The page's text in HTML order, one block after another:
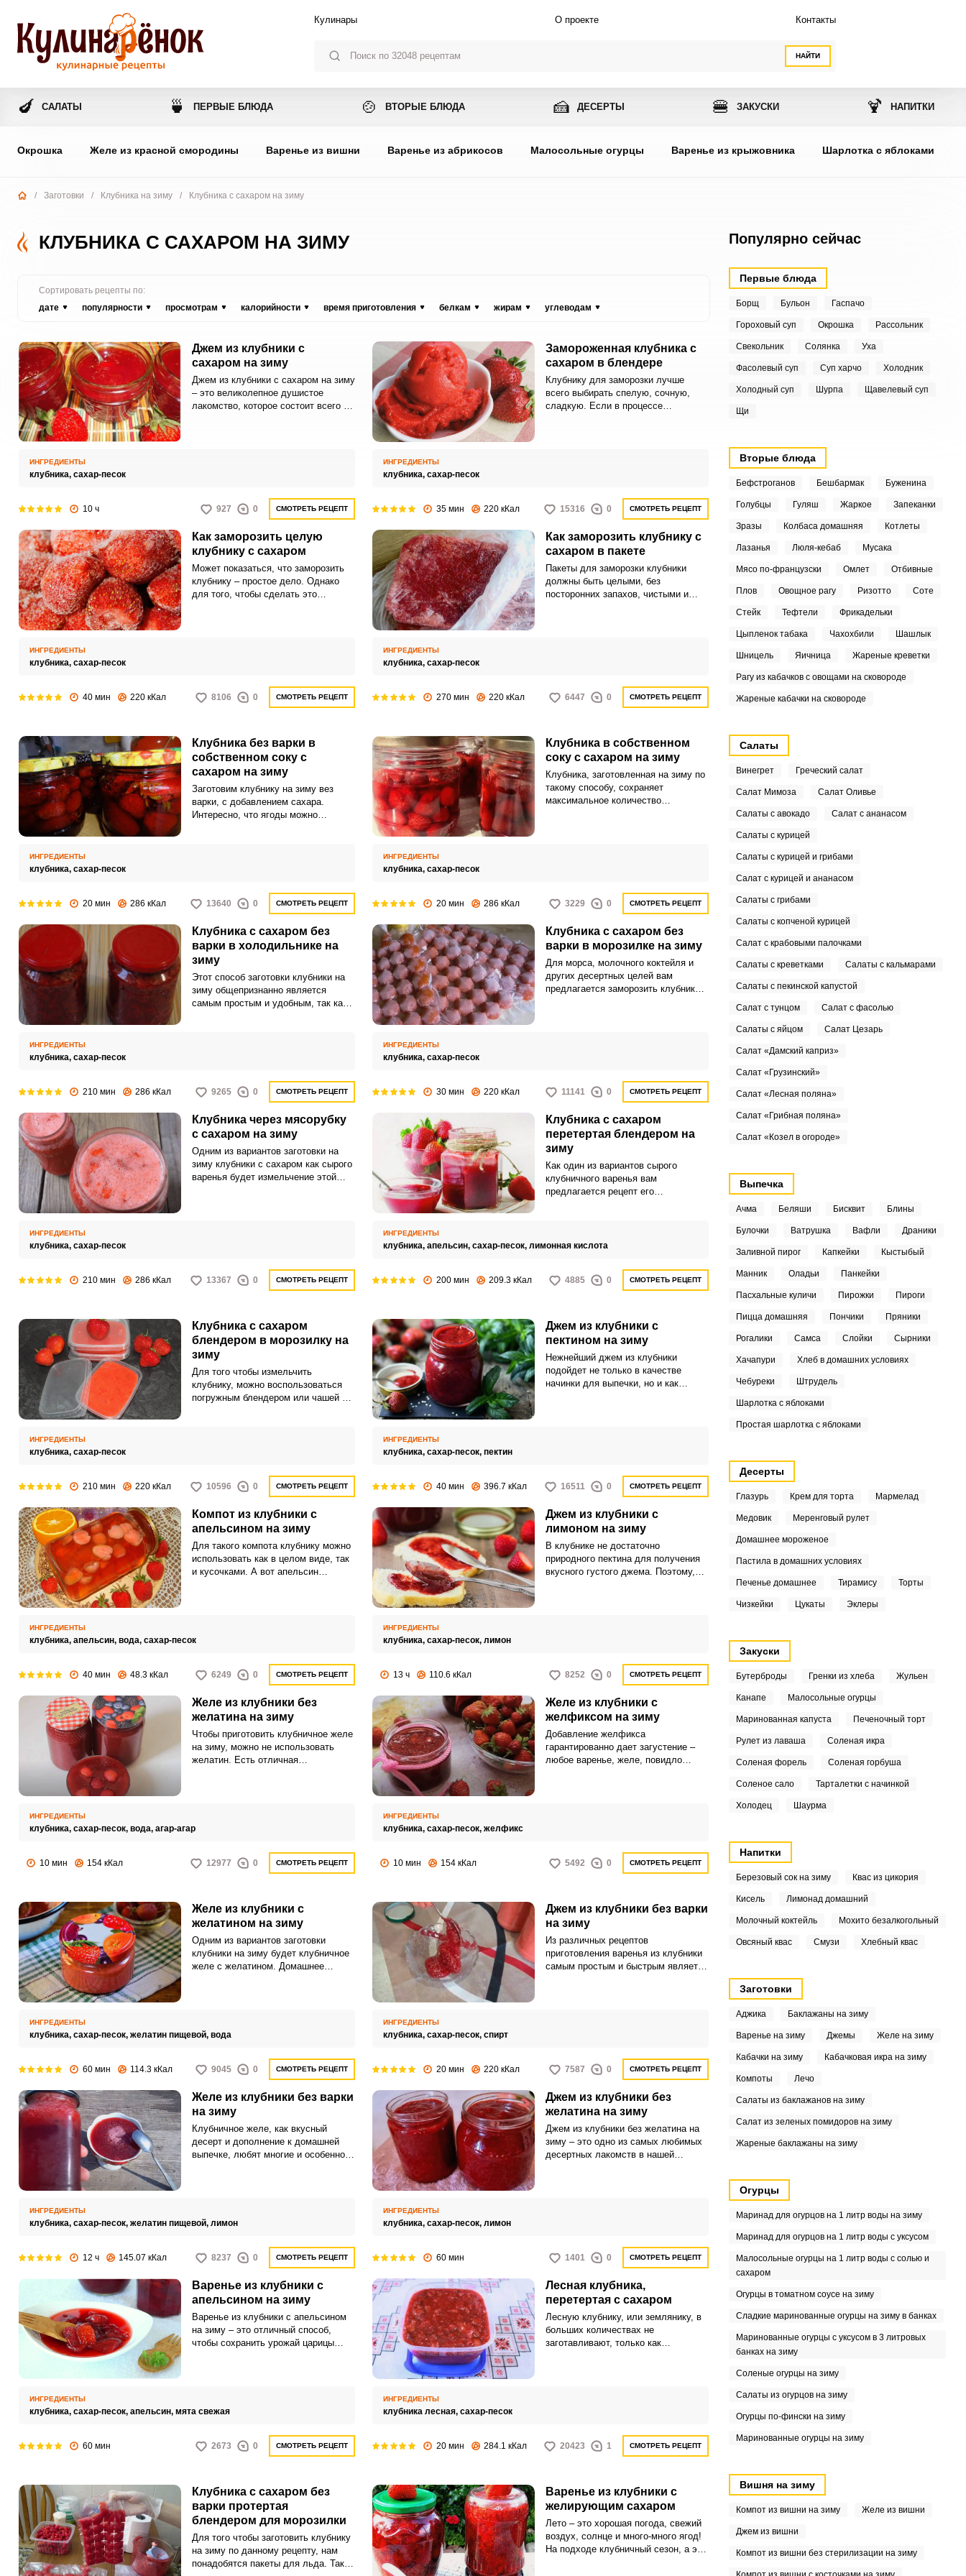
НАЙТИ
Кулинары О проекте Контакты
🍆 САЛАТЫ 🍵 ПЕРВЫЕ БЛЮДА 🍲 ВТОРЫЕ БЛЮДА 🍰 ДЕСЕРТЫ 🍔 ЗАКУСКИ 🍹 НАПИТКИ
Окрошка Желе из красной смородины Варенье из вишни Варенье из абрикосов Малосольные огурцы Варенье из крыжовника Шарлотка с яблоками
/ Заготовки / Клубника на зиму / Клубника с сахаром на зиму
КЛУБНИКА С САХАРОМ НА ЗИМУ
Сортировать рецепты по:
дате
популярности просмотрам калорийности время приготовления белкам жирам углеводам
Джем из клубники с
сахаром на зиму
Джем из клубники с сахаром на зиму
– это великолепное душистое
лакомство, которое состоит всего из
ИНГРЕДИЕНТЫ
клубника, сахар-песок
10 ч 927 0 СМОТРЕТЬ РЕЦЕПТ
Замороженная клубника с
сахаром в блендере
Клубнику для заморозки лучше
всего выбирать спелую, сочную,
сладкую. Если в процессе
ИНГРЕДИЕНТЫ
клубника, сахар-песок
35 мин 220 кКал 15316 0 СМОТРЕТЬ РЕЦЕПТ
Как заморозить целую
клубнику с сахаром
Может показаться, что заморозить
клубнику – простое дело. Однако
для того, чтобы сделать это
ИНГРЕДИЕНТЫ
клубника, сахар-песок
40 мин 220 кКал 8106 0 СМОТРЕТЬ РЕЦЕПТ
Как заморозить клубнику с
сахаром в пакете
Пакеты для заморозки клубники
должны быть целыми, без
посторонних запахов, чистыми и
ИНГРЕДИЕНТЫ
клубника, сахар-песок
270 мин 220 кКал 6447 0 СМОТРЕТЬ РЕЦЕПТ
Клубника без варки в
собственном соку с
сахаром на зиму
Заготовим клубнику на зиму вез
варки, с добавлением сахара.
Интересно, что ягоды можно
ИНГРЕДИЕНТЫ
клубника, сахар-песок
20 мин 286 кКал 13640 0 СМОТРЕТЬ РЕЦЕПТ
Клубника в собственном
соку с сахаром на зиму
Клубника, заготовленная на зиму по
такому способу, сохраняет
максимальное количество
ИНГРЕДИЕНТЫ
клубника, сахар-песок
20 мин 286 кКал 3229 0 СМОТРЕТЬ РЕЦЕПТ
Клубника с сахаром без
варки в холодильнике на
зиму
Этот способ заготовки клубники на
зиму общепризнанно является
самым простым и удобным, так как
блендером, но в этом случае она
будет жидкой.
ИНГРЕДИЕНТЫ
клубника, сахар-песок
210 мин 286 кКал 9265 0 СМОТРЕТЬ РЕЦЕПТ
Клубника с сахаром без
варки в морозилке на зиму
Для морса, молочного коктейля и
других десертных целей вам
предлагается заморозить клубнику с
ИНГРЕДИЕНТЫ
клубника, сахар-песок
30 мин 220 кКал 11141 0 СМОТРЕТЬ РЕЦЕПТ
Клубника через мясорубку
с сахаром на зиму
Одним из вариантов заготовки на
зиму клубники с сахаром как сырого
варенья будет измельчение этой
ИНГРЕДИЕНТЫ
клубника, сахар-песок
210 мин 286 кКал 13367 0 СМОТРЕТЬ РЕЦЕПТ
Клубника с сахаром
перетертая блендером на
зиму
Как один из вариантов сырого
клубничного варенья вам
предлагается рецепт его
измельчении этой ягоды блендером
жидким, поэтому к нему добавляют
сахара больше, чем при
ИНГРЕДИЕНТЫ
клубника, апельсин, сахар-песок, лимонная кислота
200 мин 209.3 кКал 4885 0 СМОТРЕТЬ РЕЦЕПТ
Клубника с сахаром
блендером в морозилку на
зиму
Для того чтобы измельчить
клубнику, можно воспользоваться
погружным блендером или чашей с
ИНГРЕДИЕНТЫ
клубника, сахар-песок
210 мин 220 кКал 10596 0 СМОТРЕТЬ РЕЦЕПТ
Джем из клубники с
пектином на зиму
Нежнейший джем из клубники
подойдет не только в качестве
начинки для выпечки, но и как
ИНГРЕДИЕНТЫ
клубника, сахар-песок, пектин
40 мин 396.7 кКал 16511 0 СМОТРЕТЬ РЕЦЕПТ
Компот из клубники с
апельсином на зиму
Для такого компота клубнику можно
использовать как в целом виде, так
и кусочками. А вот апельсин
ИНГРЕДИЕНТЫ
клубника, апельсин, вода, сахар-песок
40 мин 48.3 кКал 6249 0 СМОТРЕТЬ РЕЦЕПТ
Джем из клубники с
лимоном на зиму
В клубнике не достаточно
природного пектина для получения
вкусного густого джема. Поэтому,
ИНГРЕДИЕНТЫ
клубника, сахар-песок, лимон
13 ч 110.6 кКал 8252 0 СМОТРЕТЬ РЕЦЕПТ
Желе из клубники без
желатина на зиму
Чтобы приготовить клубничное желе
на зиму, можно не использовать
желатин. Есть отличная
ИНГРЕДИЕНТЫ
клубника, сахар-песок, вода, агар-агар
10 мин 154 кКал 12977 0 СМОТРЕТЬ РЕЦЕПТ
Желе из клубники с
желфиксом на зиму
Добавление желфикса
гарантированно дает загустение –
любое варенье, желе, повидло
ИНГРЕДИЕНТЫ
клубника, сахар-песок, желфикс
10 мин 154 кКал 5492 0 СМОТРЕТЬ РЕЦЕПТ
Желе из клубники с
желатином на зиму
Одним из вариантов заготовки
клубники на зиму будет клубничное
желе с желатином. Домашнее
ИНГРЕДИЕНТЫ
клубника, сахар-песок, желатин пищевой, вода
60 мин 114.3 кКал 9045 0 СМОТРЕТЬ РЕЦЕПТ
Джем из клубники без варки
на зиму
Из различных рецептов
приготовления варенья из клубники
самым простым и быстрым является
ИНГРЕДИЕНТЫ
клубника, сахар-песок, спирт
20 мин 220 кКал 7587 0 СМОТРЕТЬ РЕЦЕПТ
Желе из клубники без варки
на зиму
Клубничное желе, как вкусный
десерт и дополнение к домашней
выпечке, любят многие и особенно
ИНГРЕДИЕНТЫ
клубника, сахар-песок, желатин пищевой, лимон
12 ч 145.07 кКал 8237 0 СМОТРЕТЬ РЕЦЕПТ
Джем из клубники без
желатина на зиму
Джем из клубники без желатина на
зиму – это одно из самых любимых
десертных лакомств в нашей
ИНГРЕДИЕНТЫ
клубника, сахар-песок, лимон
60 мин 1401 0 СМОТРЕТЬ РЕЦЕПТ
Варенье из клубники с
апельсином на зиму
Варенье из клубники с апельсином
на зиму – это отличный способ,
чтобы сохранить урожай царицы
содержатся и наверняка пригодятся
летнему солнцу организму среди
зимы. Не все знают, но вкус
клубники великолепно сочетается со
такое варенье получается
насыщенней традиционного
клубничного варенья и имеет более
пикантный вкус.Советы по
ингредиентам:В процессе
приготовления варенья используйте
только свежие и спелые ягоды и
ИНГРЕДИЕНТЫ
клубника, сахар-песок, апельсин, мята свежая
60 мин 2673 0 СМОТРЕТЬ РЕЦЕПТ
Лесная клубника,
перетертая с сахаром
Лесную клубнику, или землянику, в
больших количествах не
заготавливают, только как
ИНГРЕДИЕНТЫ
клубника лесная, сахар-песок
20 мин 284.1 кКал 20423 1 СМОТРЕТЬ РЕЦЕПТ
Клубника c cахаром без
варки протертая
блендером для морозилки
Для того чтобы заготовить клубнику
на зиму по данному рецепту, нам
понадобятся пакеты для льда. Так
Варенье из клубники с
желирующим сахаром
Лето – это хорошая погода, свежий
воздух, солнце и много-много ягод!
На подходе клубничный сезон, а это
Популярно сейчас
Первые блюда
Борщ Бульон Гаспачо
Гороховый суп Окрошка Рассольник
Свекольник Солянка Уха
Фасолевый суп Суп харчо Холодник
Холодный суп Шурпа Щавелевый суп
Щи
Вторые блюда
Бефстроганов Бешбармак Буженина
Голубцы Гуляш Жаркое Запеканки
Зразы Колбаса домашняя Котлеты
Лазанья Люля-кебаб Мусака
Мясо по-французски Омлет Отбивные
Плов Овощное рагу Ризотто Соте
Стейк Тефтели Фрикадельки
Цыпленок табака Чахохбили Шашлык
Шницель Яичница Жареные креветки
Рагу из кабачков с овощами на сковороде
Жареные кабачки на сковороде
Салаты
Винегрет Греческий салат
Салат Мимоза Салат Оливье
Салаты с авокадо Салат с ананасом
Салаты с курицей
Салаты с курицей и грибами
Салат с курицей и ананасом
Салаты с грибами
Салаты с копченой курицей
Салат с крабовыми палочками
Салаты с креветками Салаты с кальмарами
Салаты с пекинской капустой
Салат с тунцом Салат с фасолью
Салаты с яйцом Салат Цезарь
Салат «Дамский каприз»
Салат «Грузинский»
Салат «Лесная поляна»
Салат «Грибная поляна»
Салат «Козел в огороде»
Выпечка
Ачма Беляши Бисквит Блины
Булочки Ватрушка Вафли Драники
Заливной пирог Капкейки Кыстыбый
Манник Оладьи Панкейки
Пасхальные куличи Пирожки Пироги
Пицца домашняя Пончики Пряники
Рогалики Самса Слойки Сырники
Хачапури Хлеб в домашних условиях
Чебуреки Штрудель
Шарлотка с яблоками
Простая шарлотка с яблоками
Десерты
Глазурь Крем для торта Мармелад
Медовик Меренговый рулет
Домашнее мороженое
Пастила в домашних условиях
Печенье домашнее Тирамису Торты
Чизкейки Цукаты Эклеры
Закуски
Бутерброды Гренки из хлеба Жульен
Канапе Малосольные огурцы
Маринованная капуста Печеночный торт
Рулет из лаваша Соленая икра
Соленая форель Соленая горбуша
Соленое сало Тарталетки с начинкой
Холодец Шаурма
Напитки
Березовый сок на зиму Квас из цикория
Кисель Лимонад домашний
Молочный коктейль Мохито безалкогольный
Овсяный квас Смузи Хлебный квас
Заготовки
Аджика Баклажаны на зиму
Варенье на зиму Джемы Желе на зиму
Кабачки на зиму Кабачковая икра на зиму
Компоты Лечо
Салаты из баклажанов на зиму
Салат из зеленых помидоров на зиму
Жареные баклажаны на зиму
Огурцы
Маринад для огурцов на 1 литр воды на зиму
Маринад для огурцов на 1 литр воды с уксусом
Малосольные огурцы на 1 литр воды с солью и
сахаром
Огурцы в томатном соусе на зиму
Сладкие маринованные огурцы на зиму в банках
Маринованные огурцы с уксусом в 3 литровых
банках на зиму
Соленые огурцы на зиму
Салаты из огурцов на зиму
Огурцы по-фински на зиму
Маринованные огурцы на зиму
Вишня на зиму
Компот из вишни на зиму Желе из вишни
Джем из вишни
Компот из вишни без стерилизации на зиму
ВХОД НА САЙТ РЕГИСТРАЦИЯ
с помощью социальных сетей:
или
Запомнить меня
ВХОД
ЕЩЕ НЕ ЗАРЕГИСТРИРОВАННЫ?
Забыли пароль?